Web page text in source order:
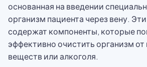
основанная на введении
организм пациента через вену.
содержат компоненты, которые
эффективно очистить организм от
веществ или алкоголя.